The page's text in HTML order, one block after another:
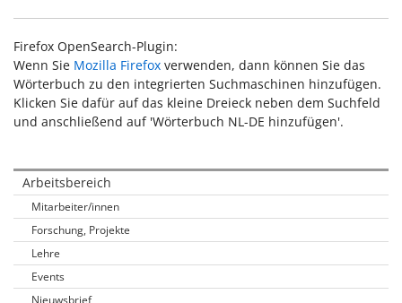
Firefox OpenSearch-Plugin:
Wenn Sie Mozilla Firefox verwenden, dann können Sie das
Wörterbuch zu den integrierten Suchmaschinen hinzufügen.
Klicken Sie dafür auf das kleine Dreieck neben dem Suchfeld
und anschließend auf 'Wörterbuch NL-DE hinzufügen'.
Arbeitsbereich
Mitarbeiter/innen
Forschung, Projekte
Lehre
Events
Nieuwsbrief